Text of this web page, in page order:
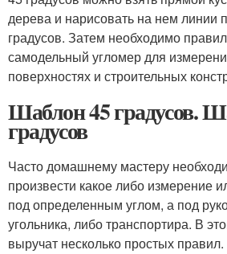
дерева и нарисовать на нем линии
градусов. Затем необходимо
самодельный угломер для
поверхностях и строительных
Шаблон 45 градусов.
градусов
Часто домашнему мастеру
произвести какое либо измерение
под определенным углом, а под
угольника, либо транспортира. В
выручат несколько простых правил.